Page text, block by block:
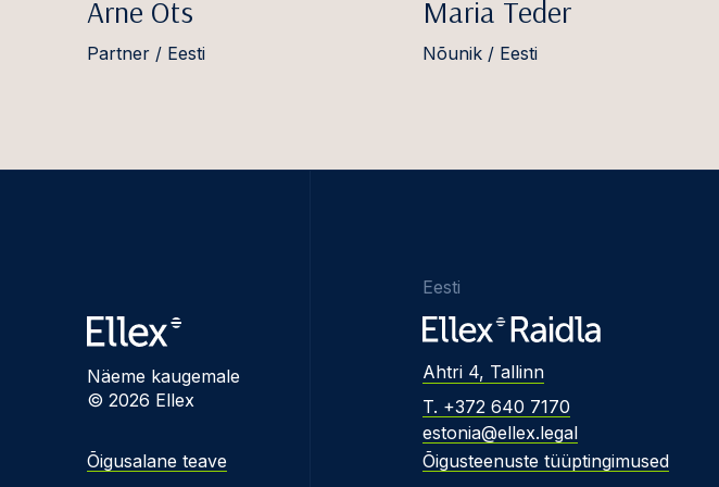
Arne Ots
Partner / Eesti
Maria Teder
Nõunik / Eesti
Näeme kaugemale
© 2026 Ellex
Õigusalane teave
Eesti
Ahtri 4, Tallinn
T. +372 640 7170
estonia@ellex.legal
Õigusteenuste tüüptingimused